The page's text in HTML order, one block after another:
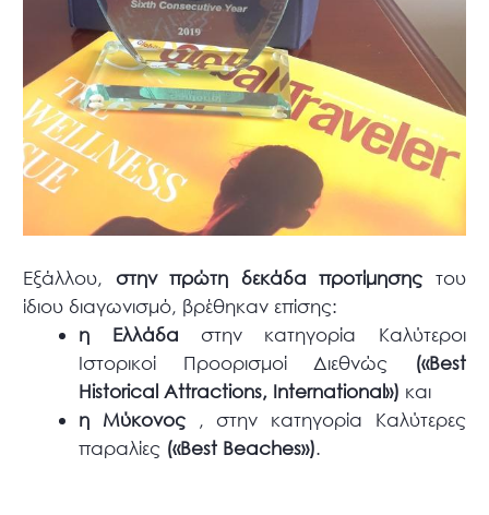
Εξάλλου, στην πρώτη δεκάδα προτίμησης του
ίδιου διαγωνισμό, βρέθηκαν επίσης:
η Ελλάδα στην κατηγορία Καλύτεροι
Ιστορικοί Προορισμοί Διεθνώς («Best
Historical Attractions, International») και
η Μύκονος, στην κατηγορία Καλύτερες
παραλίες («Best Beaches»).